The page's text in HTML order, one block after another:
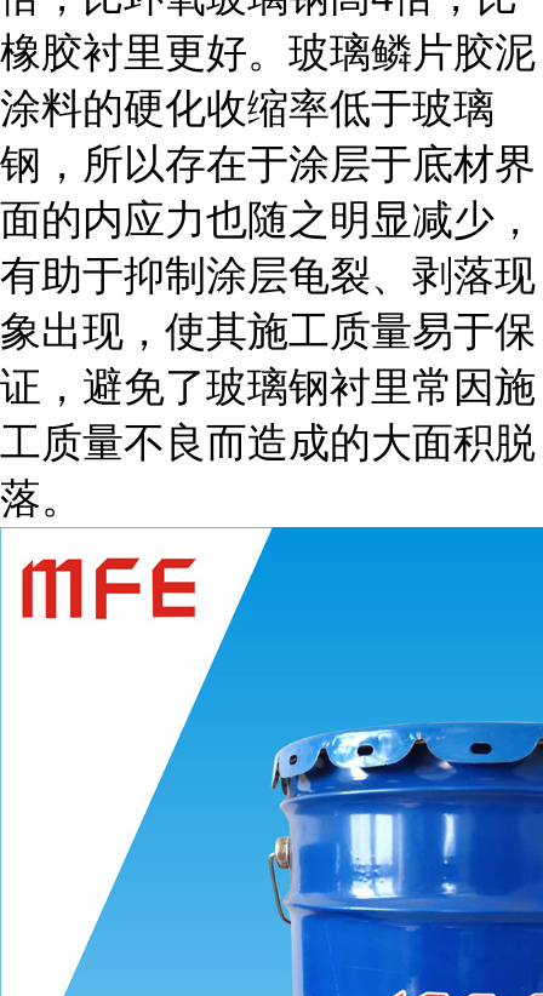
橡胶衬里更好。玻璃鳞片胶泥
涂料的硬化收缩率低于玻璃
钢，所以存在于涂层于底材界
面的内应力也随之明显减少，
有助于抑制涂层龟裂、剥落现
象出现，使其施工质量易于保
证，避免了玻璃钢衬里常因施
工质量不良而造成的大面积脱
落。